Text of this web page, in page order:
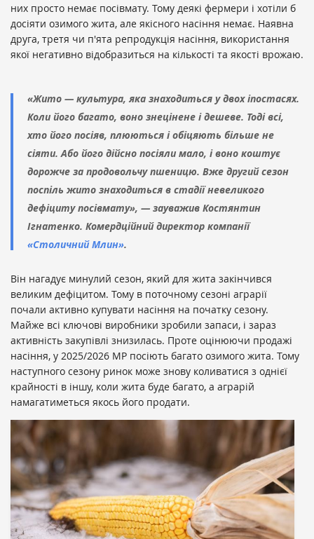
них просто немає посівмату. Тому деякі фермери і хотіли б
досіяти озимого жита, але якісного насіння немає. Наявна
друга, третя чи п'ята репродукція насіння, використання
якої негативно відобразиться на кількості та якості врожаю.
«Жито — культура, яка знаходиться у двох іпостасях.
Коли його багато, воно знецінене і дешеве. Тоді всі,
хто його посіяв, плюються і обіцяють більше не
сіяти. Або його дійсно посіяли мало, і воно коштує
дорожче за продовольчу пшеницю. Вже другий сезон
поспіль жито знаходиться в стадії невеликого
дефіциту посівмату», — зауважив Костянтин
Ігнатенко. Комердційний директор компанії
«Столичний Млин».
Він нагадує минулий сезон, який для жита закінчився
великим дефіцитом. Тому в поточному сезоні аграрії
почали активно купувати насіння на початку сезону.
Майже всі ключові виробники зробили запаси, і зараз
активність закупівлі знизилась. Проте оцінюючи продажі
насіння, у 2025/2026 МР посіють багато озимого жита. Тому
наступного сезону ринок може знову коливатися з однієї
крайності в іншу, коли жита буде багато, а аграрій
намагатиметься якось його продати.